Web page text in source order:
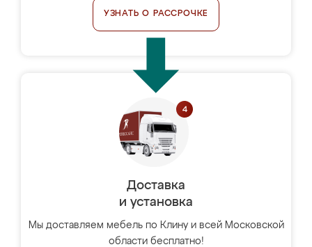
УЗНАТЬ О РАССРОЧКЕ
Доставка
и установка
Мы доставляем мебель по Клину и всей Московской
области бесплатно!